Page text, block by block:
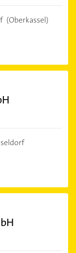
(Oberkassel)